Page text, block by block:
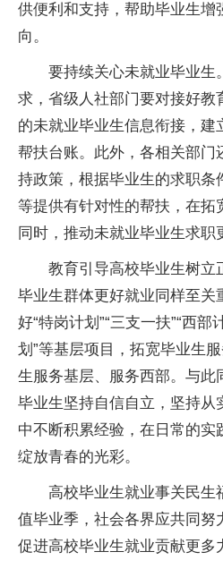
供便利和支持，帮助毕业生增
向。
要持续关心未就业毕业生
求，省级人社部门要对接好教
的未就业毕业生信息衔接，建
帮扶台账。此外，各相关部门
持政策，根据毕业生的求职条
等提供有针对性的帮扶，在拓
同时，推动未就业毕业生求职
教育引导高校毕业生树立
毕业生群体更好就业同样至关
好“特岗计划”“三支一扶”“西部
划”等基层项目，拓宽毕业生
生服务基层、服务西部。与此
毕业生坚持自信自立，坚持从
中不断积累经验，在日常的实
绽放青春的光彩。
高校毕业生就业事关民生
值毕业季，社会各界应共同努
促进高校毕业生就业贡献更多